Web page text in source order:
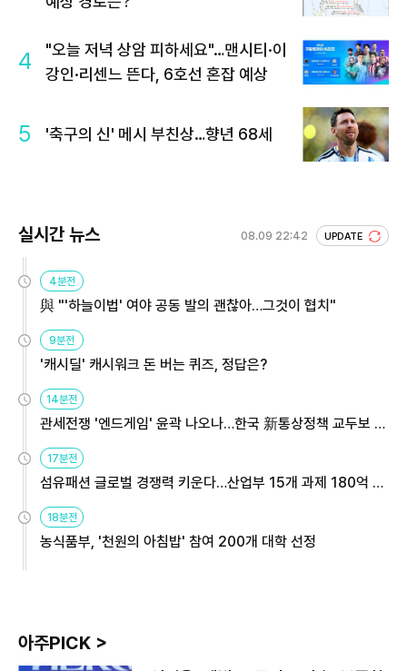
4
"오늘 저녁 상암 피하세요"…맨시티·이
강인·리센느 뜬다, 6호선 혼잡 예상
5 '축구의 신' 메시 부친상…향년 68세
실시간 뉴스 08.09 22:42 UPDATE
4분전
與 "'하늘이법' 여야 공동 발의 괜찮아…그것이 협치"
9분전
'캐시딜' 캐시워크 돈 버는 퀴즈, 정답은?
14분전
관세전쟁 '엔드게임' 윤곽 나오나…한국 新통상정책 교두보 활
용해야
17분전
섬유패션 글로벌 경쟁력 키운다…산업부 15개 과제 180억 지
원
18분전
농식품부, '천원의 아침밥' 참여 200개 대학 선정
아주PICK >